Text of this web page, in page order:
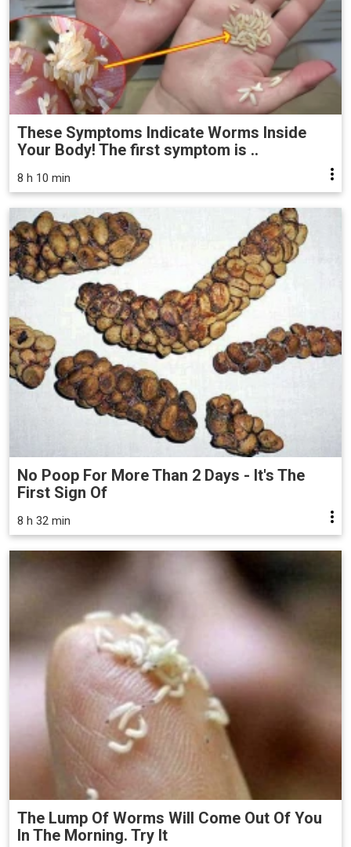
These Symptoms Indicate Worms Inside
Your Body! The first symptom is ..
8 h 10 min
No Poop For More Than 2 Days - It's The
First Sign Of
8 h 32 min
The Lump Of Worms Will Come Out Of You
In The Morning. Try It